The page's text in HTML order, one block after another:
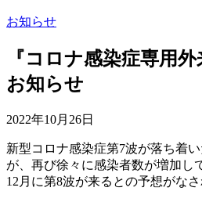
お知らせ
『コロナ感染症専用
お知らせ
2022年10月26日
新型コロナ感染症第7波が落ち着
が、再び徐々に感染者数が増加し
12月に第8波が来るとの予想がなさ